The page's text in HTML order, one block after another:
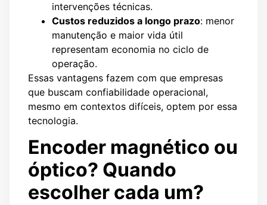
intervenções técnicas.
Custos reduzidos a longo prazo: menor
manutenção e maior vida útil
representam economia no ciclo de
operação.
Essas vantagens fazem com que empresas
que buscam confiabilidade operacional,
mesmo em contextos difíceis, optem por essa
tecnologia.
Encoder magnético ou
óptico? Quando
escolher cada um?